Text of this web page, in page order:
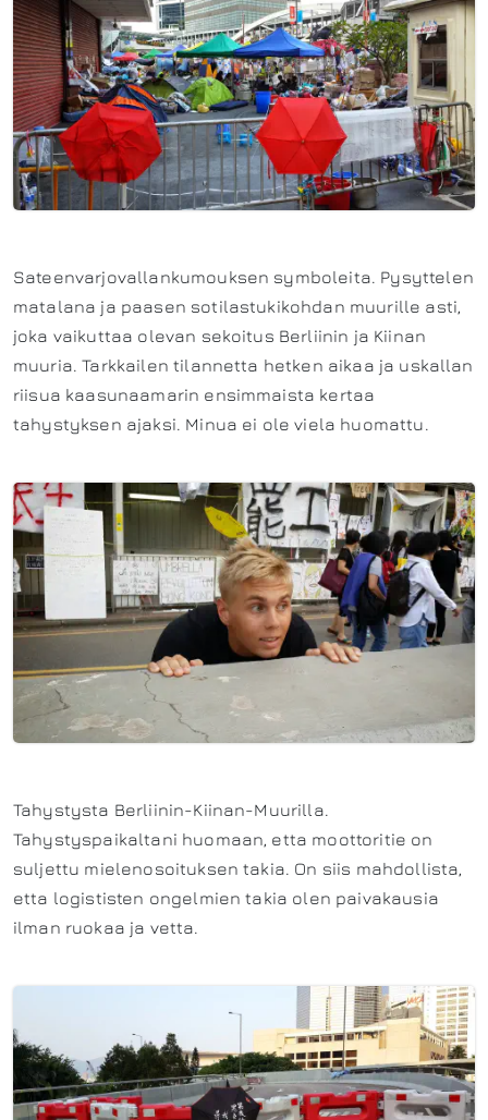
Sateenvarjovallankumouksen symboleita. Pysyttelen
matalana ja paasen sotilastukikohdan muurille asti,
joka vaikuttaa olevan sekoitus Berliinin ja Kiinan
muuria. Tarkkailen tilannetta hetken aikaa ja uskallan
riisua kaasunaamarin ensimmaista kertaa
tahystyksen ajaksi. Minua ei ole viela huomattu.
Tahystysta Berliinin-Kiinan-Muurilla.
Tahystyspaikaltani huomaan, etta moottoritie on
suljettu mielenosoituksen takia. On siis mahdollista,
etta logististen ongelmien takia olen paivakausia
ilman ruokaa ja vetta.